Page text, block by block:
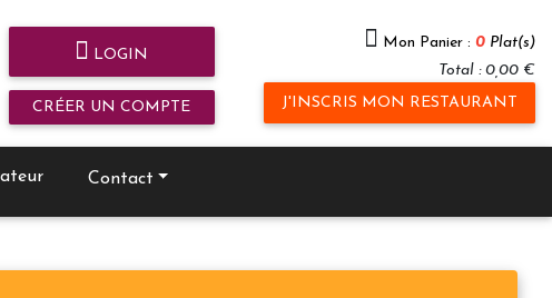
LOGIN
CRÉER UN COMPTE
Mon Panier : 0 Plat(s)
Total : 0,00 €
J'INSCRIS MON RESTAURANT
Contact